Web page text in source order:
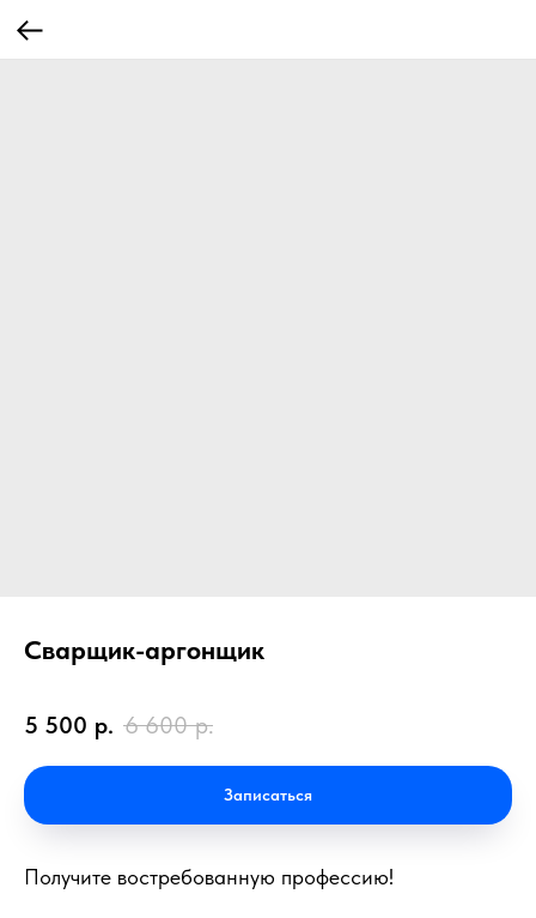
Сварщик-аргонщик
5 500 р. 6 600 р.
Записаться
Получите востребованную профессию!